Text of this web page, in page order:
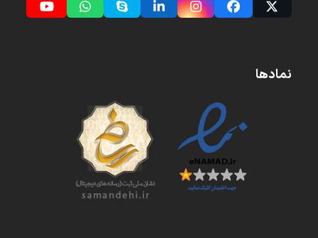
Twitter
Facebook
Instagram
LinkedIn
Skype
Whatsapp
نمادها